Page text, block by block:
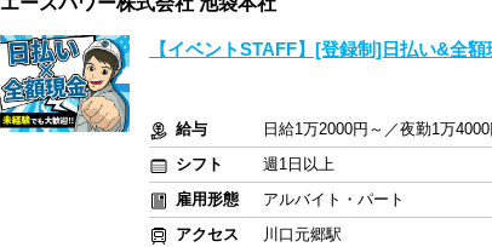
【イベントSTAFF】[登録制]日払い&全
給与
日給1万2000円～／夜勤1万
シフト
週1日以上
雇用形態
アルバイト・パート
アクセス
川口元郷駅